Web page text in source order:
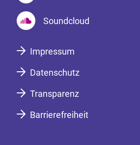
Soundcloud
Impressum
Datenschutz
Transparenz
Barrierefreiheit